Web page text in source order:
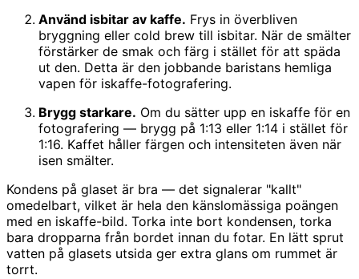
Använd isbitar av kaffe. Frys in överbliven
bryggning eller cold brew till isbitar. När de smälter
förstärker de smak och färg i stället för att späda
ut den. Detta är den jobbande baristans hemliga
vapen för iskaffe-fotografering.
Brygg starkare. Om du sätter upp en iskaffe för en
fotografering — brygg på 1:13 eller 1:14 i stället för
1:16. Kaffet håller färgen och intensiteten även när
isen smälter.
Kondens på glaset är bra — det signalerar "kallt"
omedelbart, vilket är hela den känslomässiga poängen
med en iskaffe-bild. Torka inte bort kondensen, torka
bara dropparna från bordet innan du fotar. En lätt sprut
vatten på glasets utsida ger extra glans om rummet är
torrt.